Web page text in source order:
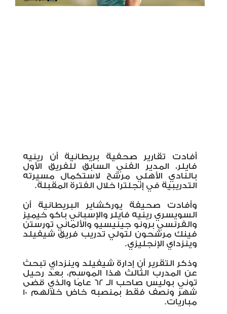
أفادت تقارير صحفية بريطانية أن رينيه
فايلر، المدير الفني السابق للفريق الأول
بالنادي الأهلي مرشح لاستكمال مسيرته
التدريبية في إنجلترا خلال الفترة المقبلة.
وأفادت صحيفة يوركشاير البريطانية أن
السويسري رينيه فايلر والإسباني باكو خيميز
والفرنسي برونو جينيسيو والألماني تورستن
فينك مرشحون لتولي تدريب فريق شيفيلد
وينزداي الإنجليزي.
وذكر التقرير أن إدارة شيفيلد وينزداي تبحث
عن المدرب الثالث هذا الموسم، بعد رحيل
توني بوليس صاحب الـ 62 عامًا والذي قضى
شهر ونصف فقط بمنصبه خاض خلالهم 10
مباريات.